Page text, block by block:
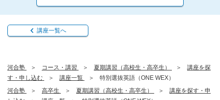
講座一覧へ
河合塾 コース・講習 夏期講習（高校生・高卒生）
講座を探
す・申し込む
講座一覧
特別選抜英語（ONE WEX）
河合塾
高卒生 夏期講習（高校生・高卒生）
講座を探す・申